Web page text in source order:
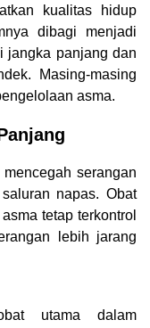
kualitas hidup
dibagi menjadi
jangka panjang dan
Masing-masing
asma.
serangan
napas. Obat
tetap terkontrol
lebih jarang
utama dalam